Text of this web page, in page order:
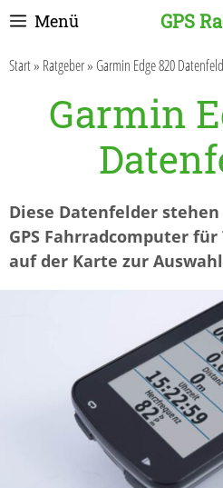
Zum
springen
GPS
Menü
Start» Ratgeber» Garmin Edge 820
Garmin
Diese Datenfelder stehen
GPS Fahrradcomputer
auf der Karte zur